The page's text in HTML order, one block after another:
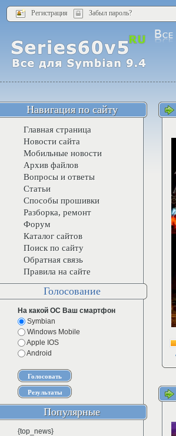
Регистрация Забыл пароль?
Навигация по сайту
Главная страница
Новости сайта
Мобильные новости
Архив файлов
Вопросы и ответы
Статьи
Способы прошивки
Разборка, ремонт
Форум
Каталог сайтов
Поиск по сайту
Обратная связь
Правила на сайте
Голосование
На какой ОС Ваш смартфон
Symbian
Windows Mobile
Apple IOS
Android
Популярные
{top_news}